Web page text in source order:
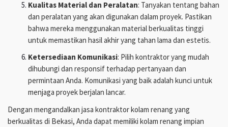
Kualitas Material dan Peralatan: Tanyakan tentang bahan
dan peralatan yang akan digunakan dalam proyek. Pastikan
bahwa mereka menggunakan material berkualitas tinggi
untuk memastikan hasil akhir yang tahan lama dan estetis.
Ketersediaan Komunikasi: Pilih kontraktor yang mudah
dihubungi dan responsif terhadap pertanyaan dan
permintaan Anda. Komunikasi yang baik adalah kunci untuk
menjaga proyek berjalan lancar.
Dengan mengandalkan jasa kontraktor kolam renang yang
berkualitas di Bekasi, Anda dapat memiliki kolam renang impian